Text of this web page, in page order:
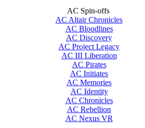
AC Spin-offs
AC Altair Chronicles
AC Bloodlines
AC Discovery
AC Project Legacy
AC III Liberation
AC Pirates
AC Initiates
AC Memories
AC Identity
AC Chronicles
AC Rebellion
AC Nexus VR